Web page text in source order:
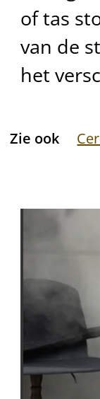
of tas
van de
het
Zie ook